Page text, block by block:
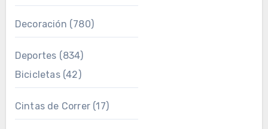
Decoración (780)
Deportes (834)
Bicicletas(42)
Cintas de Correr(17)